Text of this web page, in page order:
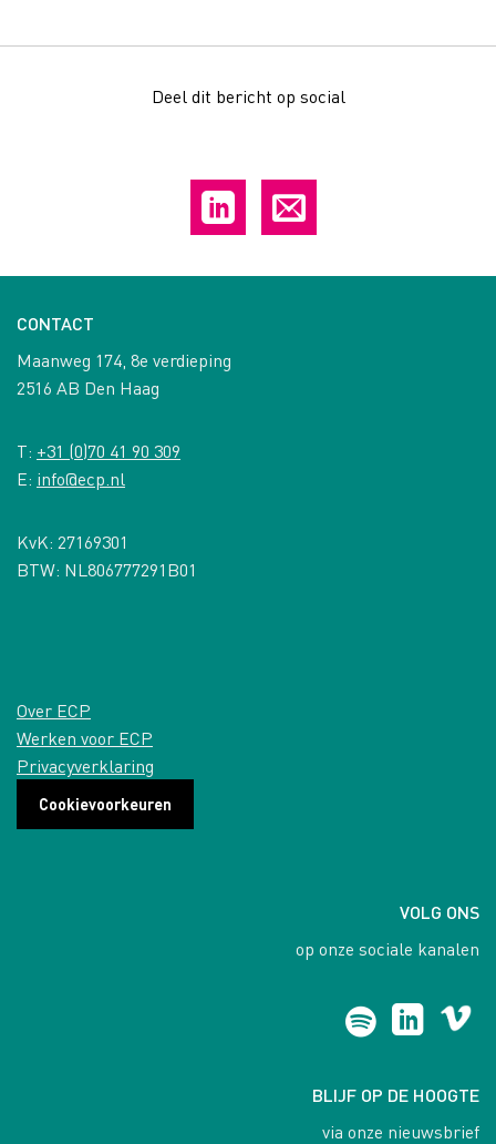
Deel dit bericht op social
CONTACT
Maanweg 174, 8e verdieping
2516 AB Den Haag
T: +31 (0)70 41 90 309
E: info@ecp.nl
KvK: 27169301
BTW: NL806777291B01
Over ECP
Werken voor ECP
Privacyverklaring
Cookievoorkeuren
VOLG ONS
op onze sociale kanalen
BLIJF OP DE HOOGTE
via onze nieuwsbrief